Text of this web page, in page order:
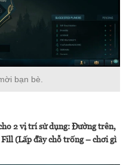
bạn bè.
2 vị trí sử dụng: Đường trên,
(Lấp đầy chỗ trống – chơi gì